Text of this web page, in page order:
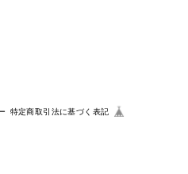
特定商取引法に基づく表記